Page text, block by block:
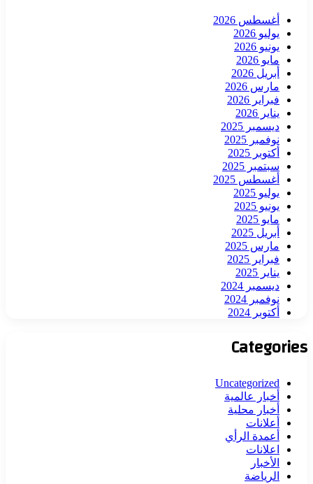
أغسطس 2026
يوليو 2026
يونيو 2026
مايو 2026
أبريل 2026
مارس 2026
فبراير 2026
يناير 2026
ديسمبر 2025
نوفمبر 2025
أكتوبر 2025
سبتمبر 2025
أغسطس 2025
يوليو 2025
يونيو 2025
مايو 2025
أبريل 2025
مارس 2025
فبراير 2025
يناير 2025
ديسمبر 2024
نوفمبر 2024
أكتوبر 2024
Categories
Uncategorized
أخبار عالمية
أخبار محلية
أعلانات
أعمدة الرأي
اعلانات
الأخبار
الرياضة